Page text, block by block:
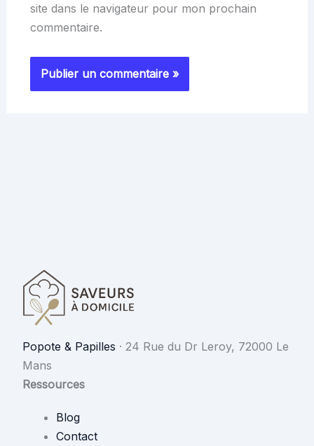
site dans le navigateur pour mon prochain
commentaire.
Popote & Papilles · 24 Rue du Dr Leroy, 72000 Le
Mans
Ressources
Blog
Contact